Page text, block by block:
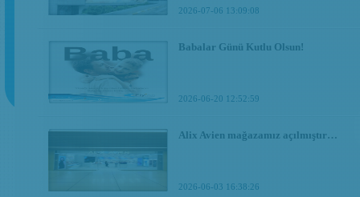
2026-07-06 13:09:08
Babalar Günü Kutlu Olsun!
2026-06-20 12:52:59
Alix Avien mağazamız açılmıştır…
2026-06-03 16:38:26